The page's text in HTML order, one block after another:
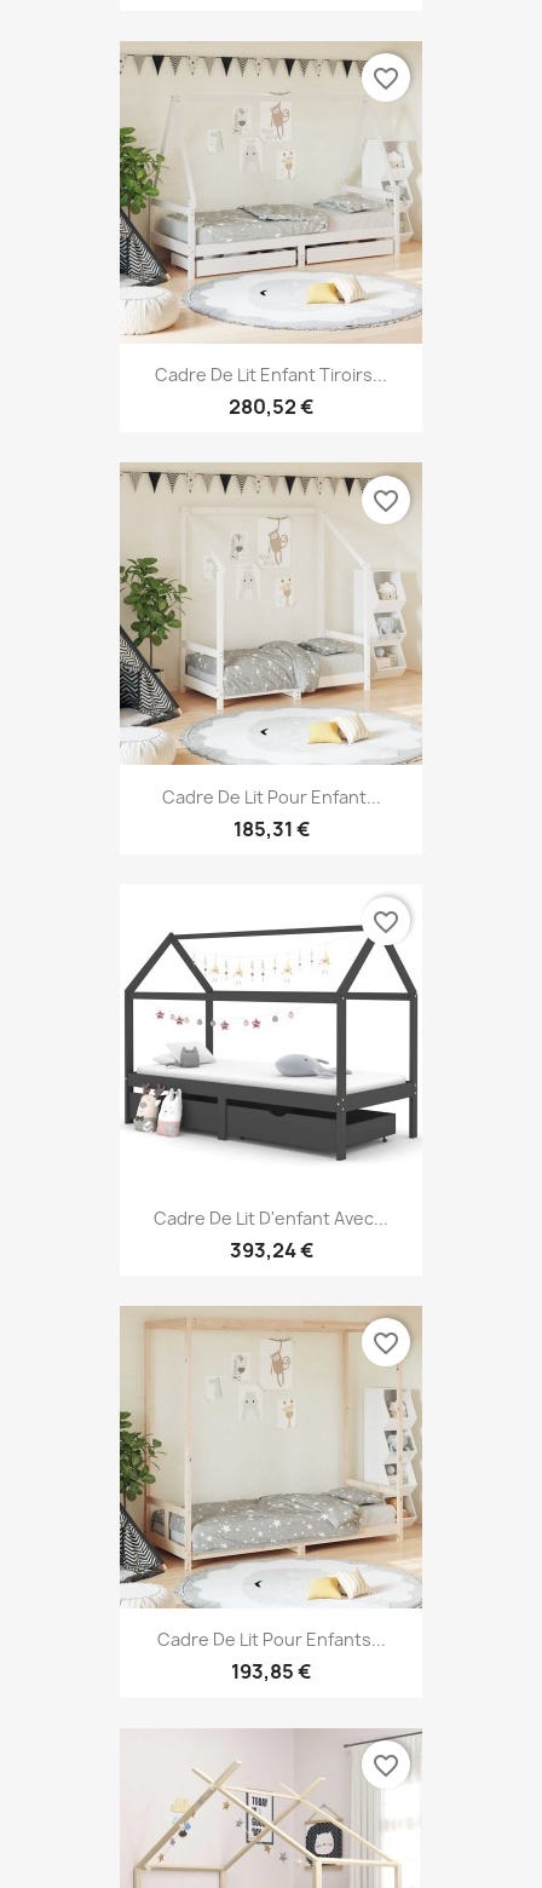
Cadre De Lit Enfant Tiroirs...
280,52 €
favorite_border
Cadre De Lit Pour Enfant...
185,31 €
favorite_border
Cadre De Lit D'enfant Avec...
393,24 €
favorite_border
Cadre De Lit Pour Enfants...
193,85 €
favorite_border
favorite_border